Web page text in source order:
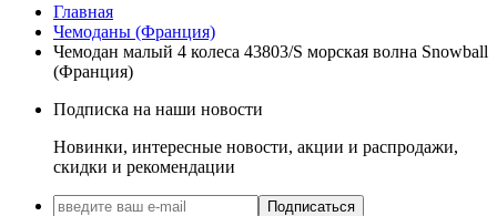
Главная
Чемоданы (Франция)
Чемодан малый 4 колеса 43803/S морская волна Snowball
(Франция)
Подписка на наши новости
Новинки, интересные новости, акции и распродажи,
скидки и рекомендации
Подписаться